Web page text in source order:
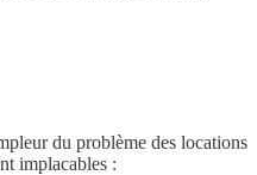
du problème des locations
implacables :